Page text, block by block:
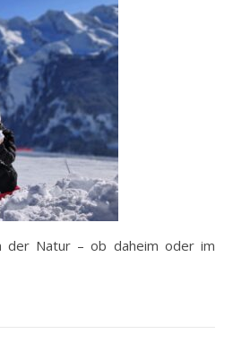
der Natur – ob daheim oder im